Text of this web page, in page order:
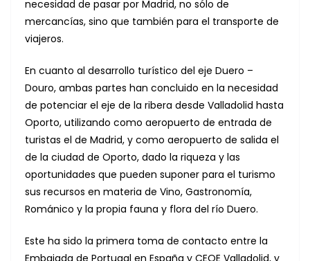
necesidad de pasar por Madrid, no sólo de
mercancías, sino que también para el transporte de
viajeros.
En cuanto al desarrollo turístico del eje Duero –
Douro, ambas partes han concluido en la necesidad
de potenciar el eje de la ribera desde Valladolid hasta
Oporto, utilizando como aeropuerto de entrada de
turistas el de Madrid, y como aeropuerto de salida el
de la ciudad de Oporto, dado la riqueza y las
oportunidades que pueden suponer para el turismo
sus recursos en materia de Vino, Gastronomía,
Románico y la propia fauna y flora del río Duero.
Este ha sido la primera toma de contacto entre la